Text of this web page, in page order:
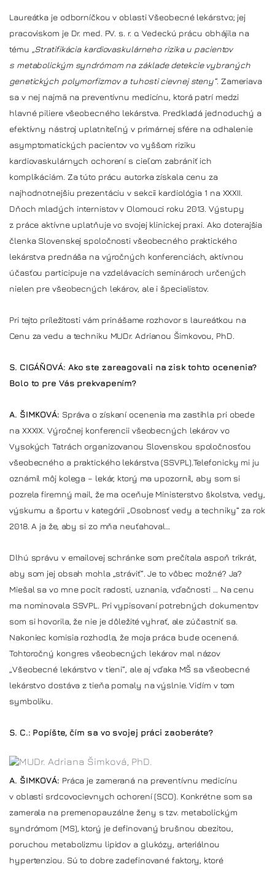
Laureátka je odborníčkou v oblasti Všeobecné lekárstvo; jej
pracoviskom je Dr. med. PV. s. r. o. Vedeckú prácu obhájila na
tému „Stratifikácia kardiovaskulárneho rizika u pacientov
s metabolickým syndrómom na základe detekcie vybraných
genetických polymorfizmov a tuhosti cievnej steny“. Zameriava
sa v nej najmä na preventívnu medicínu, ktorá patrí medzi
hlavné piliere všeobecného lekárstva. Predkladá jednoduchý a
efektívny nástroj uplatniteľný v primárnej sfére na odhalenie
asymptomatických pacientov vo vyššom riziku
kardiovaskulárnych ochorení s cieľom zabrániť ich
komplikáciám. Za túto prácu autorka získala cenu za
najhodnotnejšiu prezentáciu v sekcii kardiológia 1 na XXXII.
Dňoch mladých internistov v Olomouci roku 2013. Výstupy
z práce aktívne uplatňuje vo svojej klinickej praxi. Ako doterajšia
členka Slovenskej spoločnosti všeobecného praktického
lekárstva prednáša na výročných konferenciách, aktívnou
účasťou participuje na vzdelávacích seminároch určených
nielen pre všeobecných lekárov, ale i špecialistov.
Pri tejto príležitosti vám prinášame rozhovor s laureátkou na
Cenu za vedu a techniku MUDr. Adrianou Šimkovou, PhD.
S. CIGÁŇOVÁ: Ako ste zareagovali na zisk tohto ocenenia?
Bolo to pre Vás prekvapením?
A. ŠIMKOVÁ: Správa o získaní ocenenia ma zastihla pri obede
na XXXIX. Výročnej konferencii všeobecných lekárov vo
Vysokých Tatrách organizovanou Slovenskou spoločnosťou
všeobecného a praktického lekárstva (SSVPL).Telefonicky mi ju
oznámil môj kolega – lekár, ktorý ma upozornil, aby som si
pozrela firemný mail, že ma oceňuje Ministerstvo školstva, vedy,
výskumu a športu v kategórii „Osobnosť vedy a techniky“ za rok
2018. A ja že, aby si zo mňa neuťahoval…
Dlhú správu v emailovej schránke som prečítala aspoň trikrát,
aby som jej obsah mohla „stráviť“. Je to vôbec možné? Ja?
Miešal sa vo mne pocit radosti, uznania, vďačnosti … Na cenu
ma nominovala SSVPL. Pri vypisovaní potrebných dokumentov
som si hovorila, že nie je dôležité vyhrať, ale zúčastniť sa.
Nakoniec komisia rozhodla, že moja práca bude ocenená.
Tohtoročný kongres všeobecných lekárov mal názov
„Všeobecné lekárstvo v tieni“, ale aj vďaka MŠ sa všeobecné
lekárstvo dostáva z tieňa pomaly na výslnie. Vidím v tom
symboliku.
S. C.: Popíšte, čím sa vo svojej práci zaoberáte?
A. ŠIMKOVÁ: Práca je zameraná na preventívnu medicínu
v oblasti srdcovocievnych ochorení (SCO). Konkrétne som sa
zamerala na premenopauzálne ženy s tzv. metabolickým
syndrómom (MS), ktorý je definovaný brušnou obezitou,
poruchou metabolizmu lipidov a glukózy, arteriálnou
hypertenziou. Sú to dobre zadefinované faktory, ktoré